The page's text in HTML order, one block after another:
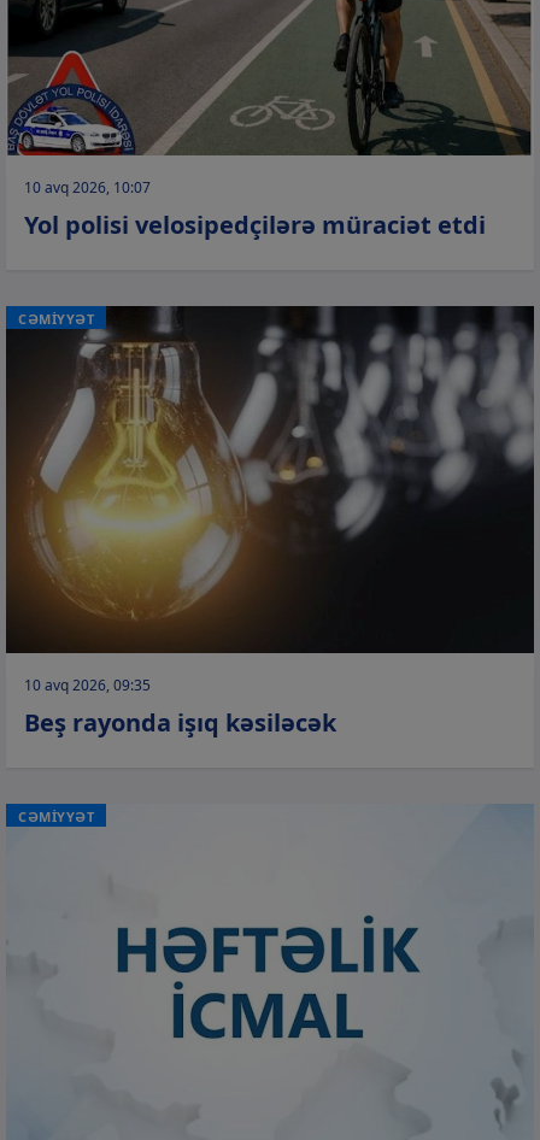
10 avq 2026, 10:07
Yol polisi velosipedçilərə müraciət etdi
CƏMİYYƏT
10 avq 2026, 09:35
Beş rayonda işıq kəsiləcək
CƏMİYYƏT